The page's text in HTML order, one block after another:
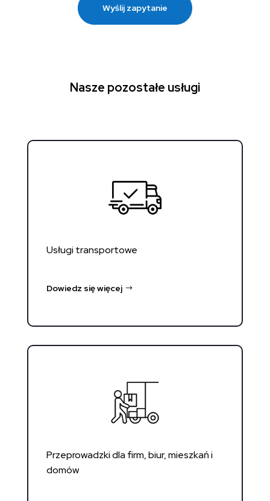
Wyślij zapytanie
Nasze pozostałe usługi
Usługi transportowe
Dowiedz się więcej
Przeprowadzki dla firm, biur, mieszkań i
domów